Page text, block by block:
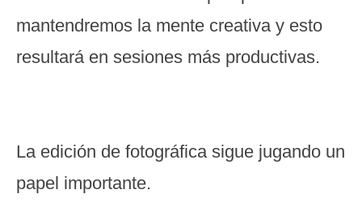
mantendremos la mente creativa y esto
resultará en sesiones más productivas.
La edición de fotográfica sigue jugando un
papel importante.